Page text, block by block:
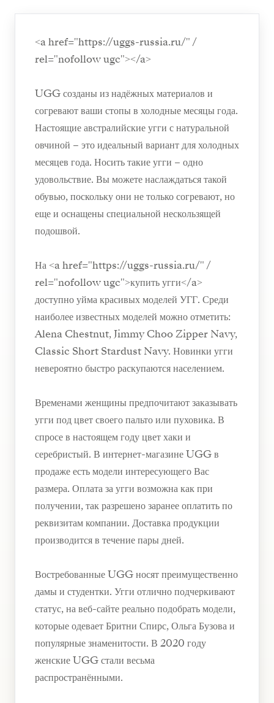
<a href="https://uggs-russia.ru/" /
rel="nofollow ugc"></a>
UGG созданы из надёжных материалов и
согревают ваши стопы в холодные месяцы года.
Настоящие австралийские угги с натуральной
овчиной – это идеальный вариант для холодных
месяцев года. Носить такие угги – одно
удовольствие. Вы можете наслаждаться такой
обувью, поскольку они не только согревают, но
еще и оснащены специальной нескользящей
подошвой.
На <a href="https://uggs-russia.ru/" /
rel="nofollow ugc">купить угги</a>
доступно уйма красивых моделей УГГ. Среди
наиболее известных моделей можно отметить:
Alena Chestnut, Jimmy Choo Zipper Navy,
Classic Short Stardust Navy. Новинки угги
невероятно быстро раскупаются населением.
Временами женщины предпочитают заказывать
угги под цвет своего пальто или пуховика. В
спросе в настоящем году цвет хаки и
серебристый. В интернет-магазине UGG в
продаже есть модели интересующего Вас
размера. Оплата за угги возможна как при
получении, так разрешено заранее оплатить по
реквизитам компании. Доставка продукции
производится в течение пары дней.
Востребованные UGG носят преимущественно
дамы и студентки. Угги отлично подчеркивают
статус, на веб-сайте реально подобрать модели,
которые одевает Бритни Спирс, Ольга Бузова и
популярные знаменитости. В 2020 году
женские UGG стали весьма
распространёнными.